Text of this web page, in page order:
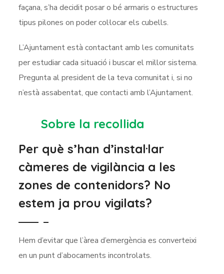
façana, s’ha decidit posar o bé armaris o estructures
tipus pilones on poder col·locar els cubells.
L’Ajuntament està contactant amb les comunitats
per estudiar cada situació i buscar el millor sistema.
Pregunta al president de la teva comunitat i, si no
n’està assabentat, que contacti amb l’Ajuntament.
Sobre la recollida
Per què s’han d’instal·lar
càmeres de vigilància a les
zones de contenidors? No
estem ja prou vigilats?
Hem d’evitar que l’àrea d’emergència es converteixi
en un punt d’abocaments incontrolats.